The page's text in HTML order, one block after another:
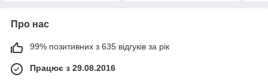
Про нас
99% позитивних з 635 відгуків за рік
Працює з 29.08.2016